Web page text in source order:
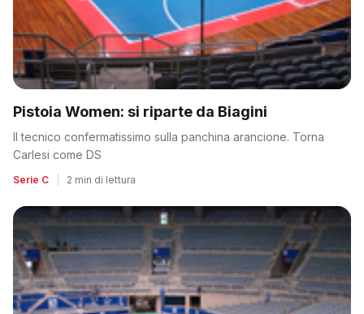
Pistoia Women: si riparte da Biagini
Il tecnico confermatissimo sulla panchina arancione. Torna
Carlesi come DS
Serie C 2 min di lettura